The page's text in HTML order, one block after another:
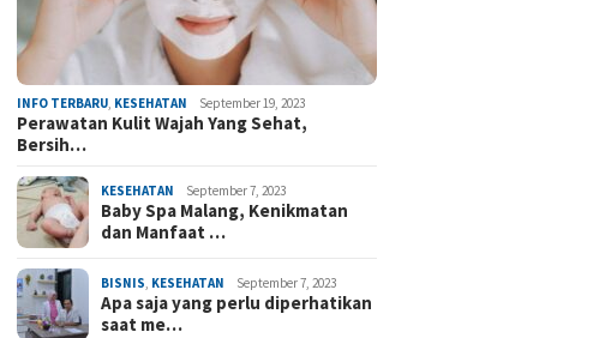
INFO TERBARU, KESEHATAN September 19, 2023
Perawatan Kulit Wajah Yang Sehat,
Bersih…
KESEHATAN September 7, 2023
Baby Spa Malang, Kenikmatan
dan Manfaat …
BISNIS, KESEHATAN September 7, 2023
Apa saja yang perlu diperhatikan
saat me…